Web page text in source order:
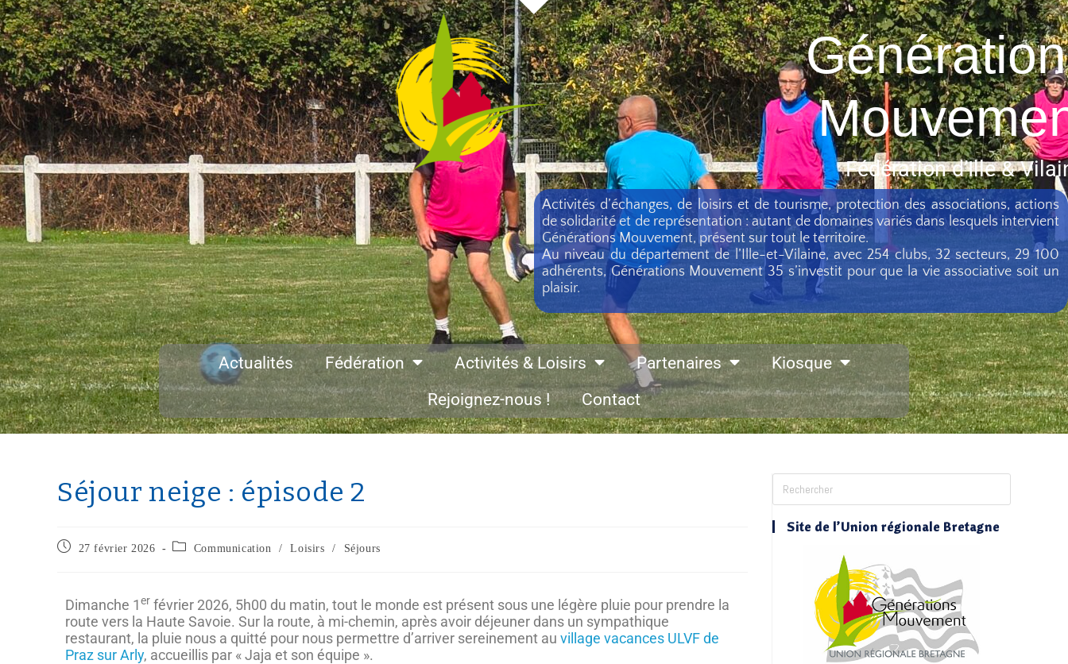
Fédération d’Ille &
Activités d’échanges, de loisirs et de tourisme, protection des associations, actions
de solidarité et de représentation : autant de domaines variés dans lesquels intervient
Générations Mouvement, présent sur tout le territoire.
Au niveau du département de l’Ille-et-Vilaine, avec 254 clubs, 32 secteurs, 29 100
adhérents, Générations Mouvement 35 s’investit pour que la vie associative soit un
plaisir.
Actualités Fédération Activités & Loisirs Partenaires
Kiosque
Rejoignez-nous !
Contact
Séjour neige : épisode 2
27 février 2026 Communication / Loisirs / Séjours
Dimanche 1er février 2026, 5h00 du matin, tout le monde est présent sous une légère pluie pour prendre la
route vers la Haute Savoie. Sur la route, à mi-chemin, après avoir déjeuner dans un sympathique
restaurant, la pluie nous a quitté pour nous permettre d’arriver sereinement au village vacances ULVF de
Praz sur Arly, accueillis par « Jaja et son équipe ».
Site de l’Union régionale Bretagne